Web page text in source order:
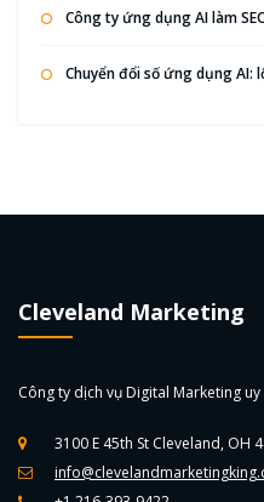
Công ty ứng dụng AI làm
Chuyển đổi số ứng dụng AI:
Cleveland Marketing
Công ty dịch vụ Digital Marketing
3100 E 45th St Cleveland, OH